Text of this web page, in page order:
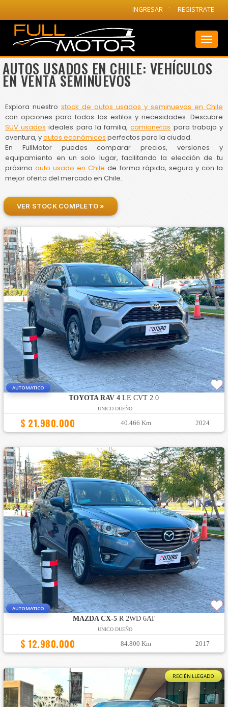
INGRESAR REGISTRATE
AUTOS USADOS EN CHILE: VEHÍCULOS
EN VENTA SEMINUEVOS
Explora nuestro stock de autos usados y seminuevos en Chile
con opciones para todos los estilos y necesidades. Descubre
SUV usados ideales para la familia,camionetas para trabajo y
aventura, yautos económicos perfectos para la ciudad.
En FullMotor puedes comparar precios, versiones y
equipamiento en un solo lugar, facilitando la elección de tu
próximoauto usado en Chile de forma rápida, segura y con la
mejor oferta del mercado en Chile.
VER STOCK COMPLETO »
AUTOMATICO
TOYOTA RAV 4 LE CVT 2.0
UNICO DUEÑO
$ 21.980.000 40.466 Km 2024
AUTOMATICO
MAZDA CX-5 R 2WD 6AT
UNICO DUEÑO
$ 12.980.000 84.800 Km 2017
RECIÉN LLEGADO